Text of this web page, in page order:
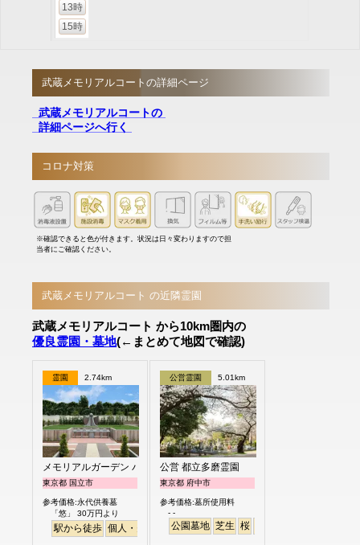
13時
15時
武蔵メモリアルコートの詳細ページ
武蔵メモリアルコートの
詳細ページへ行く
コロナ対策
※確認できると色が付きます。状況は日々変わりますので担
当者にご確認ください。
武蔵メモリアルコート の近隣霊園
武蔵メモリアルコート から10km圏内の
優良霊園・墓地(←まとめて地図で確認)
霊園 2.74km
メモリアルガーデン パティオ国立
東京都 国立市
参考価格:永代供養墓
「悠」 30万円より
駅から徒歩 個人・夫婦 樹木葬 永代供養
公営霊園 5.01km
公営 都立多磨霊園
東京都 府中市
参考価格:墓所使用料
- -
公園墓地 芝生 桜